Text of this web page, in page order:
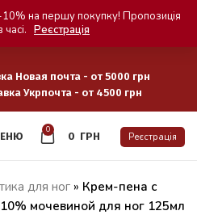
Новая почта - от 5000 грн
Укрпочта - от 4500 грн
0
0 ГРН Реєстрація
для ног » Крем-пена с
мочевиной для ног 125мл
10% на першу покупку! Пропозиція
Реєстрація